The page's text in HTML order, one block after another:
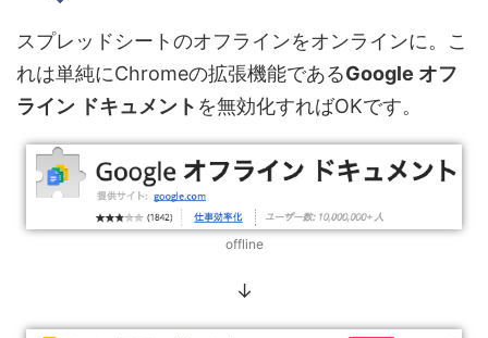
スプレッドシートのオフラインをオンラインに。こ
れは単純にChromeの拡張機能であるGoogle オフ
ライン ドキュメント を無効化すればOKです。
offline
↓